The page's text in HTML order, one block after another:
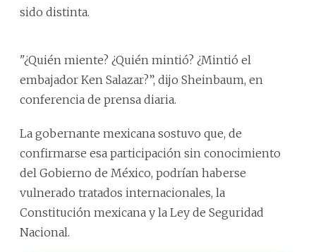
sido distinta.
"¿Quién miente? ¿Quién mintió? ¿Mintió el
embajador Ken Salazar?”, dijo Sheinbaum, en
conferencia de prensa diaria.
La gobernante mexicana sostuvo que, de
confirmarse esa participación sin conocimiento
del Gobierno de México, podrían haberse
vulnerado tratados internacionales, la
Constitución mexicana y la Ley de Seguridad
Nacional.